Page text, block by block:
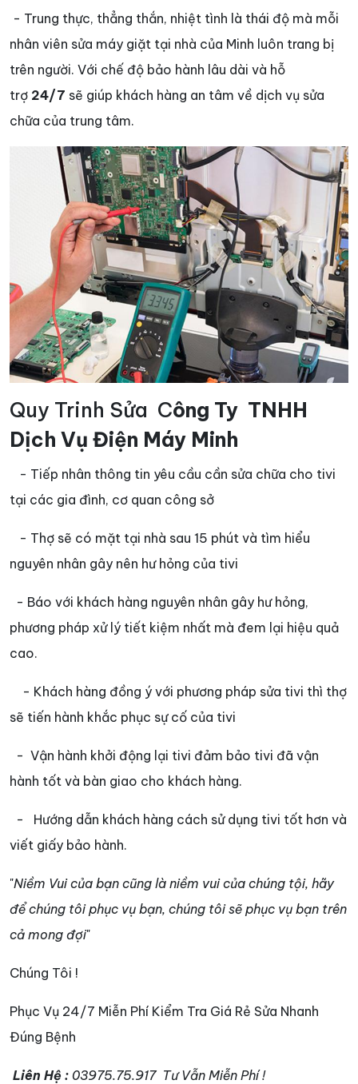
- Trung thực, thẳng thắn, nhiệt tình là thái độ mà mỗi
nhân viên sửa máy giặt tại nhà của Minh luôn trang bị
trên người. Với chế độ bảo hành lâu dài và hỗ
trợ 24/7 sẽ giúp khách hàng an tâm về dịch vụ sửa
chữa của trung tâm.
Quy Trinh Sửa Công Ty TNHH
Dịch Vụ Điện Máy Minh
- Tiếp nhân thông tin yêu cầu cần sửa chữa cho tivi
tại các gia đình, cơ quan công sở
- Thợ sẽ có mặt tại nhà sau 15 phút và tìm hiểu
nguyên nhân gây nên hư hỏng của tivi
- Báo với khách hàng nguyên nhân gây hư hỏng,
phương pháp xử lý tiết kiệm nhất mà đem lại hiệu quả
cao.
- Khách hàng đồng ý với phương pháp sửa tivi thì thợ
sẽ tiến hành khắc phục sự cố của tivi
- Vận hành khởi động lại tivi đảm bảo tivi đã vận
hành tốt và bàn giao cho khách hàng.
- Hướng dẫn khách hàng cách sử dụng tivi tốt hơn và
viết giấy bảo hành.
"Niềm Vui của bạn cũng là niềm vui của chúng tội, hãy
để chúng tôi phục vụ bạn, chúng tôi sẽ phục vụ bạn trên
cả mong đợi"
Chúng Tôi !
Phục Vụ 24/7 Miễn Phí Kiểm Tra Giá Rẻ Sửa Nhanh
Đúng Bệnh
Liên Hệ : 03975.75.917Tư Vẫn Miễn Phí !